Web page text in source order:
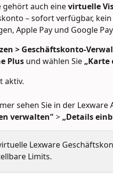
gehört auch eine virtuelle
– sofort verfügbar,
Apple Pay und Google
> Geschäftskonto-
Plus und wählen Sie „Karte
aktiv.
sehen Sie in der Lexware
verwalten" > „Details
Lexware
Limits.